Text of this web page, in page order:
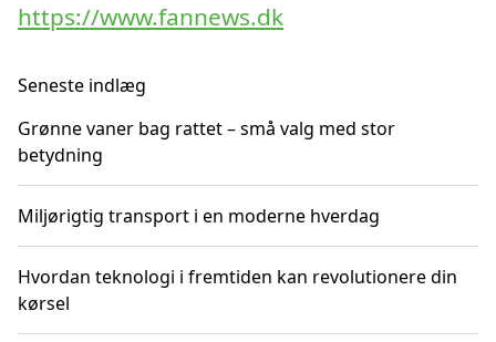
https://www.fannews.dk
Seneste indlæg
Grønne vaner bag rattet – små valg med stor
betydning
Miljørigtig transport i en moderne hverdag
Hvordan teknologi i fremtiden kan revolutionere din
kørsel